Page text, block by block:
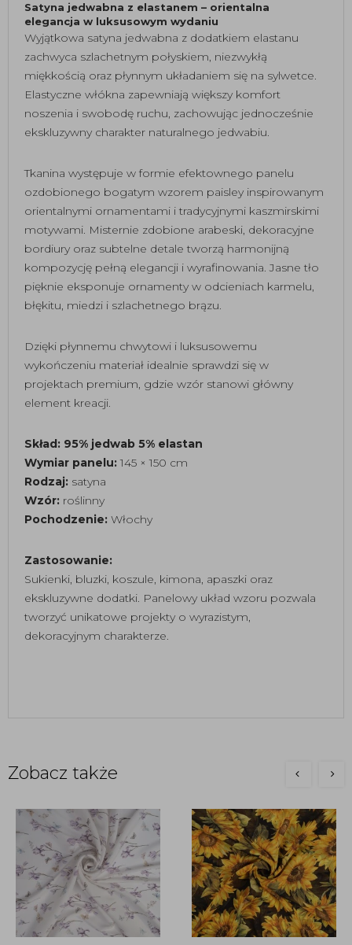
Satyna jedwabna z elastanem – orientalna
elegancja w luksusowym wydaniu
Wyjątkowa satyna jedwabna z dodatkiem elastanu
zachwyca szlachetnym połyskiem, niezwykłą
miękkością oraz płynnym układaniem się na sylwetce.
Elastyczne włókna zapewniają większy komfort
noszenia i swobodę ruchu, zachowując jednocześnie
ekskluzywny charakter naturalnego jedwabiu.
Tkanina występuje w formie efektownego panelu
ozdobionego bogatym wzorem paisley inspirowanym
orientalnymi ornamentami i tradycyjnymi kaszmirskimi
motywami. Misternie zdobione arabeski, dekoracyjne
bordiury oraz subtelne detale tworzą harmonijną
kompozycję pełną elegancji i wyrafinowania. Jasne tło
pięknie eksponuje ornamenty w odcieniach karmelu,
błękitu, miedzi i szlachetnego brązu.
Dzięki płynnemu chwytowi i luksusowemu
wykończeniu materiał idealnie sprawdzi się w
projektach premium, gdzie wzór stanowi główny
element kreacji.
Skład: 95% jedwab 5% elastan
Wymiar panelu: 145 × 150 cm
Rodzaj: satyna
Wzór: roślinny
Pochodzenie: Włochy
Zastosowanie:
Sukienki, bluzki, koszule, kimona, apaszki oraz
ekskluzywne dodatki. Panelowy układ wzoru pozwala
tworzyć unikatowe projekty o wyrazistym,
dekoracyjnym charakterze.
Zobacz także